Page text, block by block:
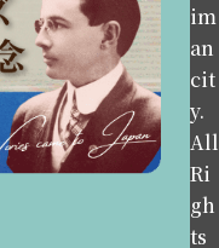
im
an
cit
y.
All
Ri
gh
ts